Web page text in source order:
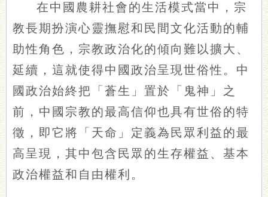
在中國農耕社會的生活模式當中，宗
教長期扮演心靈撫慰和民間文化活動的輔
助性角色，宗教政治化的傾向難以擴大、
延續，這就使得中國政治呈現世俗性。中
國政治始終把「蒼生」置於「鬼神」之
前，中國宗教的最高信仰也具有世俗的特
徵，即它將「天命」定義為民眾利益的最
高呈現，其中包含民眾的生存權益、基本
政治權益和自由權利。